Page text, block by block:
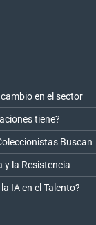
en el sector
tiene?
Buscan
y la Resistencia
IA en el Talento?